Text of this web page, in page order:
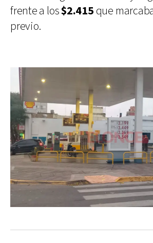
frente a los$2.415 que
previo.